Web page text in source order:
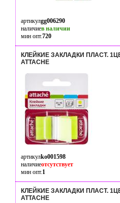
артикулgg006290
наличиев наличии
мин опт.720
КЛЕЙКИЕ ЗАКЛАДКИ ПЛАСТ.
ATTACHE
артикулko001598
наличиеотсутствует
мин опт.1
КЛЕЙКИЕ ЗАКЛАДКИ ПЛАСТ.
ATTACHE